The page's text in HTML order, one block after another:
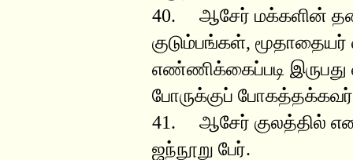
40. ஆசேர் மக்களின்
குடும்பங்கள்,
எண்ணிக்கைப்படி இருபது
போருக்குப்
41. ஆசேர் குலத்தில்
ஜந்நூறு பேர்.